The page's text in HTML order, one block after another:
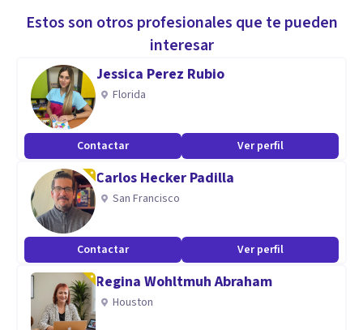
Autenticidad y respeto. ...
Escucha activa y observación. ...
Confianza y seguridad. ...
Soy un buen comunicador. ...
Capacidad analítica.
Estos son otros profesionales que te pueden
interesar
Jessica Perez Rubio
Florida
Contactar Ver perfil
Carlos Hecker Padilla
San Francisco
Contactar Ver perfil
Regina Wohltmuh Abraham
Houston